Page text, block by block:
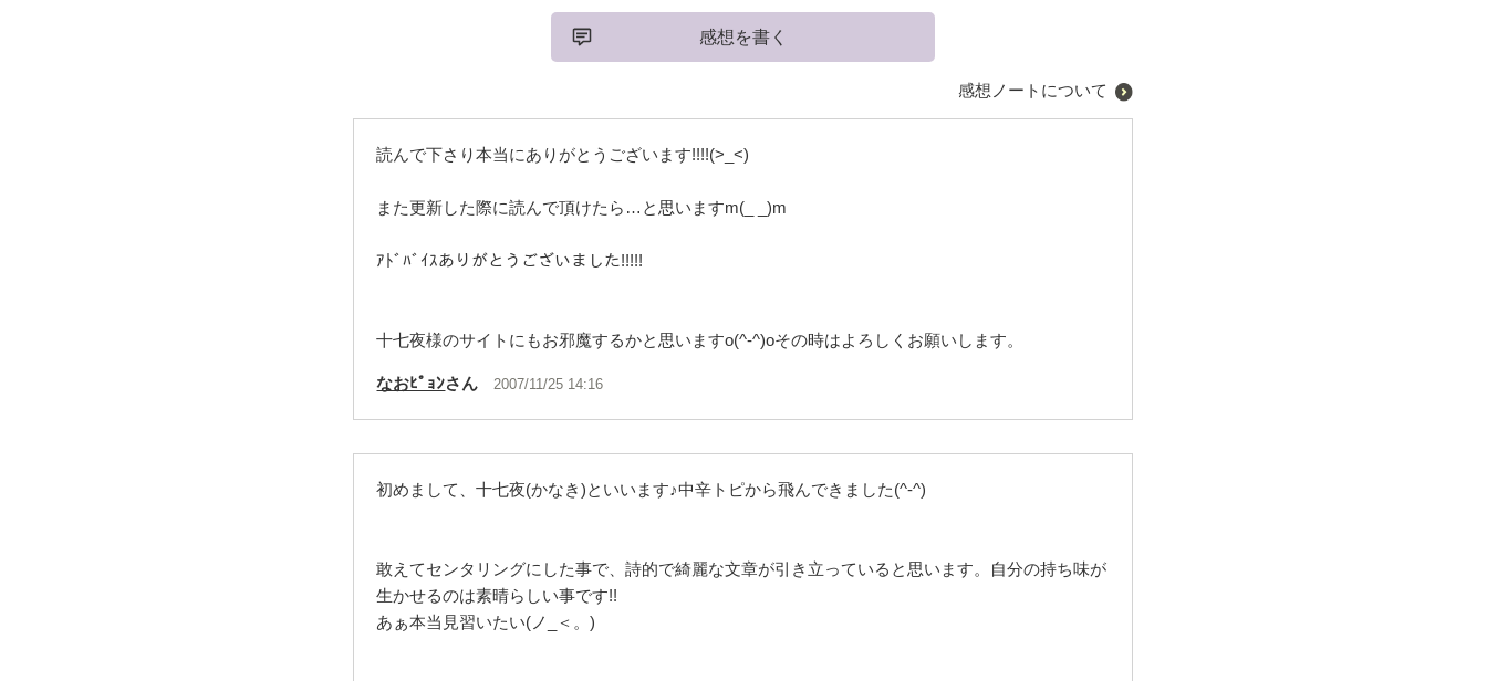
感想を書く
感想ノートについて
読んで下さり本当にありがとうございます!!!!(>_<)
また更新した際に読んで頂けたら…と思いますm(_ _)m
ｱﾄﾞﾊﾞｲｽありがとうございました!!!!!
十七夜様のサイトにもお邪魔するかと思いますo(^-^)oその時はよろしくお願いします。
なおﾋﾟｮﾝさん 2007/11/25 14:16
初めまして、十七夜(かなき)といいます♪中辛トピから飛んできました(^-^)
敢えてセンタリングにした事で、詩的で綺麗な文章が引き立っていると思います。自分の持ち味が
生かせるのは素晴らしい事です!!
あぁ本当見習いたい(ノ_＜。)